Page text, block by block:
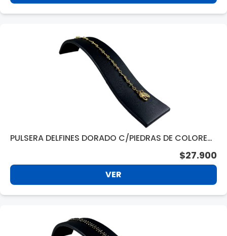
PULSERA DELFINES DORADO C/PIEDRAS DE COLORES
$27.900
VER